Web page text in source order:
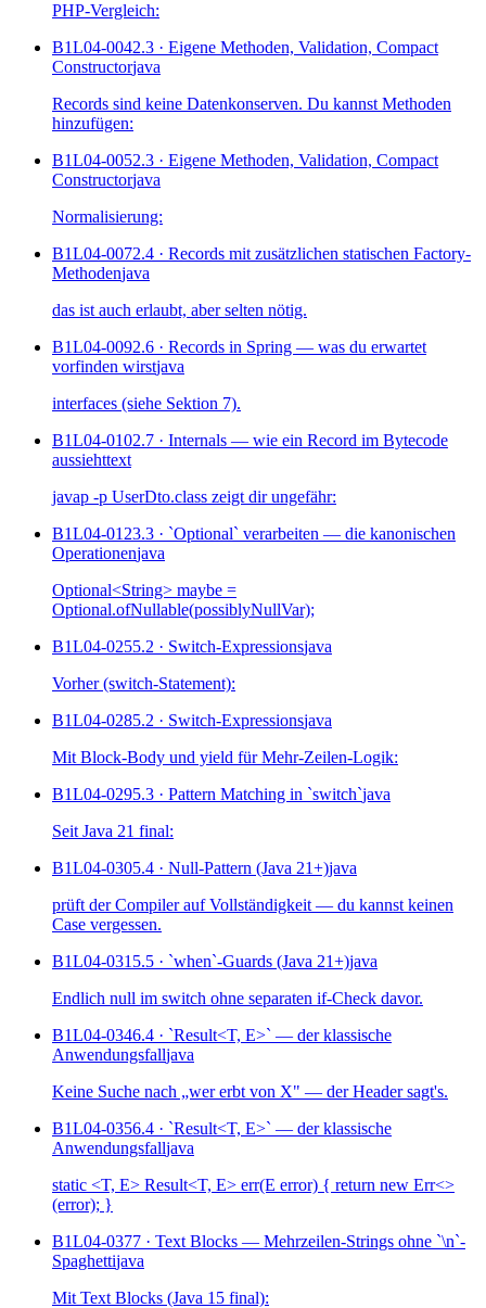
PHP-Vergleich:
B1L04-0042.3 · Eigene Methoden, Validation, Compact
Constructorjava
Records sind keine Datenkonserven. Du kannst Methoden
hinzufügen:
B1L04-0052.3 · Eigene Methoden, Validation, Compact
Constructorjava
Normalisierung:
B1L04-0072.4 · Records mit zusätzlichen statischen Factory-
Methodenjava
das ist auch erlaubt, aber selten nötig.
B1L04-0092.6 · Records in Spring — was du erwartet
vorfinden wirstjava
interfaces (siehe Sektion 7).
B1L04-0102.7 · Internals — wie ein Record im Bytecode
aussiehttext
javap -p UserDto.class zeigt dir ungefähr:
B1L04-0123.3 · `Optional` verarbeiten — die kanonischen
Operationenjava
Optional<String> maybe =
Optional.ofNullable(possiblyNullVar);
B1L04-0255.2 · Switch-Expressionsjava
Vorher (switch-Statement):
B1L04-0285.2 · Switch-Expressionsjava
Mit Block-Body und yield für Mehr-Zeilen-Logik:
B1L04-0295.3 · Pattern Matching in `switch`java
Seit Java 21 final:
B1L04-0305.4 · Null-Pattern (Java 21+)java
prüft der Compiler auf Vollständigkeit — du kannst keinen
Case vergessen.
B1L04-031 5.5 · `when`-Guards (Java 21+)java
Endlich null im switch ohne separaten if-Check davor.
B1L04-0346.4 · `Result<T, E>` — der klassische
Anwendungsfalljava
Keine Suche nach „wer erbt von X" — der Header sagt's.
B1L04-0356.4 · `Result<T, E>` — der klassische
Anwendungsfalljava
static <T, E> Result<T, E> err(E error) { return new Err<>
(error); }
B1L04-0377 · Text Blocks — Mehrzeilen-Strings ohne `\n`-
Spaghettijava
Mit Text Blocks (Java 15 final):